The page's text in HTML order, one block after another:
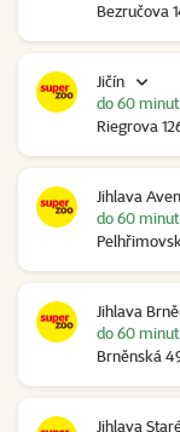
Bezručova
Jičín
Riegrova
do 60 minut
Jihlava
do 60 minut
Jihlava
Brněnská
do 60 minut
Jihlava